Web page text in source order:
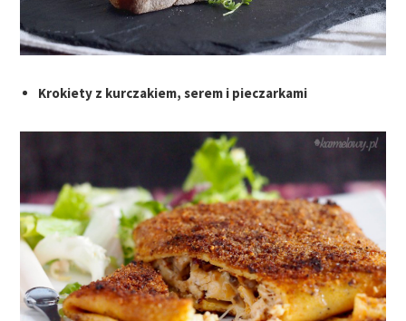
Krokiety z kurczakiem, serem i pieczarkami